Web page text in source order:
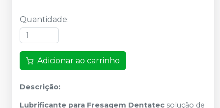
Quantidade:
Adicionar ao carrinho
Descrição:
Lubrificante para Fresagem Dentatec solução de